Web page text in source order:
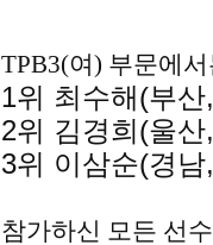
TPB3(여) 부문에
1위 최수해(부
2위 김경희(울
3위 이삼순(경
참가하신 모든 선